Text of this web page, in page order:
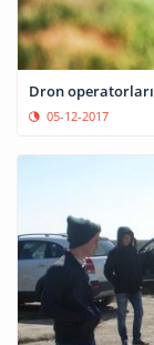
Dron
05-12-2017